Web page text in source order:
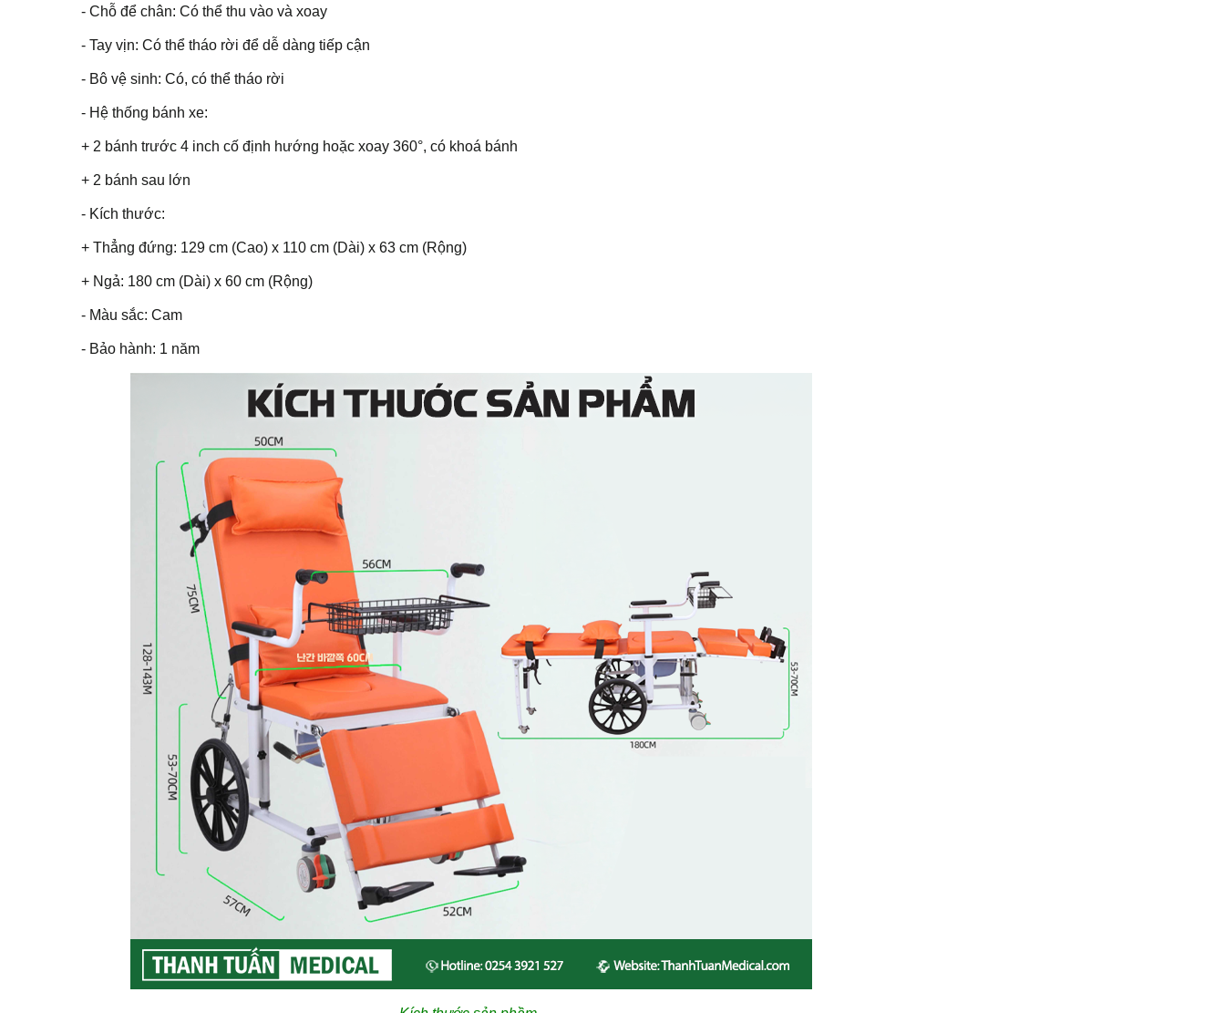
- Chỗ để chân: Có thể thu vào và xoay
- Tay vịn: Có thể tháo rời để dễ dàng tiếp cận
- Bô vệ sinh: Có, có thể tháo rời
- Hệ thống bánh xe:
+ 2 bánh trước 4 inch cố định hướng hoặc xoay 360°, có khoá bánh
+ 2 bánh sau lớn
- Kích thước:
+ Thẳng đứng: 129 cm (Cao) x 110 cm (Dài) x 63 cm (Rộng)
+ Ngả: 180 cm (Dài) x 60 cm (Rộng)
- Màu sắc: Cam
- Bảo hành: 1 năm